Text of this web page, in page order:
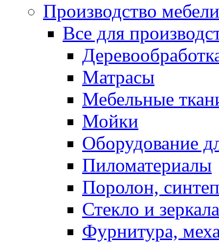
Производство мебели
Все для
Матрасы
Мебельные
Мойки
Оборудование
Пиломатериалы
Поролон,
Стекло и зеркала
Фурнитура,